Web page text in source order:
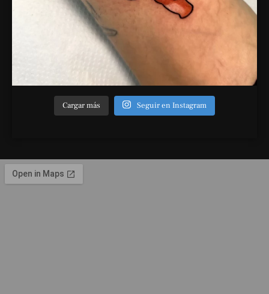
Cargar más Seguir en Instagram